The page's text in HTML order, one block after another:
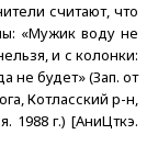
считают, что
«Мужик воду не
и с колонки:
не будет» (Зап. от
Котласский р-н,
1988 г.) [АниЦткэ.